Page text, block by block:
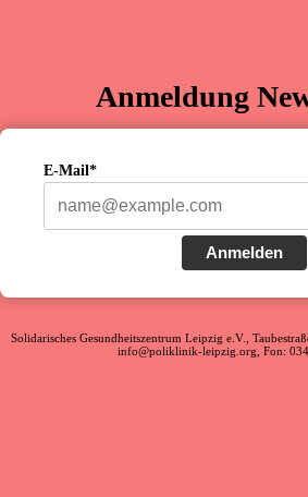
Anmeldung
E-Mail*
Anmelden
Solidarisches Gesundheitszentrum Leipzig e.V.,
info@poliklinik-leipzig.org, Fon: